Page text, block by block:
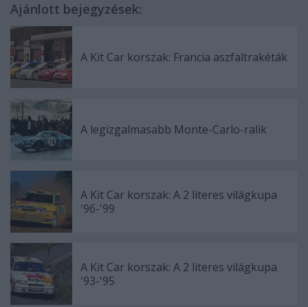
Ajánlott bejegyzések:
A Kit Car korszak: Francia aszfaltrakéták
A legizgalmasabb Monte-Carlo-ralik
A Kit Car korszak: A 2 literes világkupa
'96-'99
A Kit Car korszak: A 2 literes világkupa
'93-'95